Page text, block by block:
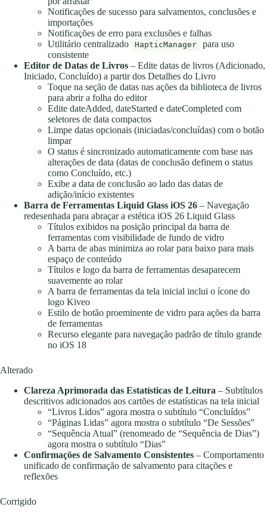
Notificações de sucesso para salvamentos, conclusões e
importações
Notificações de erro para exclusões e falhas
Utilitário centralizado
HapticManager
para uso
consistente
Editor de Datas de Livros – Edite datas de livros (Adicionado,
Iniciado, Concluído) a partir dos Detalhes do Livro
Toque na seção de datas nas ações da biblioteca de livros
para abrir a folha do editor
Edite dateAdded, dateStarted e dateCompleted com
seletores de data compactos
Limpe datas opcionais (iniciadas/concluídas) com o botão
limpar
O status é sincronizado automaticamente com base nas
alterações de data (datas de conclusão definem o status
como Concluído, etc.)
Exibe a data de conclusão ao lado das datas de
adição/início existentes
Barra de Ferramentas Liquid Glass iOS 26 – Navegação
redesenhada para abraçar a estética iOS 26 Liquid Glass
Títulos exibidos na posição principal da barra de
ferramentas com visibilidade de fundo de vidro
A barra de abas minimiza ao rolar para baixo para mais
espaço de conteúdo
Títulos e logo da barra de ferramentas desaparecem
suavemente ao rolar
A barra de ferramentas da tela inicial inclui o ícone do
logo Kiveo
Estilo de botão proeminente de vidro para ações da barra
de ferramentas
Recurso elegante para navegação padrão de título grande
no iOS 18
Alterado
Clareza Aprimorada das Estatísticas de Leitura – Subtítulos
descritivos adicionados aos cartões de estatísticas na tela inicial
“Livros Lidos” agora mostra o subtítulo “Concluídos”
“Páginas Lidas” agora mostra o subtítulo “De Sessões”
“Sequência Atual” (renomeado de “Sequência de Dias”)
agora mostra o subtítulo “Dias”
Confirmações de Salvamento Consistentes – Comportamento
unificado de confirmação de salvamento para citações e
reflexões
Corrigido